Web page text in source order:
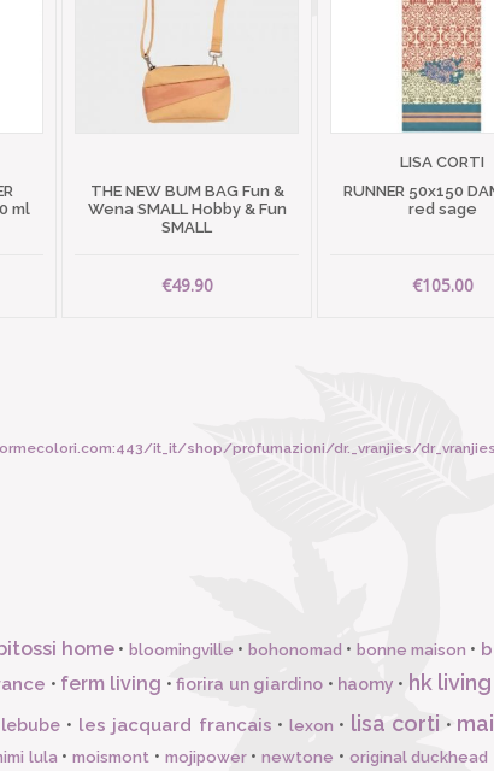
ml
THE NEW BUM BAG Fun &
Wena SMALL Hobby & Fun
SMALL
€49.90
LISA CORTI
RUNNER 50x150
red sage
€105.00
it_it/shop/profumazioni/dr._vranjies/
home • bloomingville • bohonomad • bonne maison •
• ferm living •fiorira un giardino • haomy • hk living
lebube • les jacquard francais • lexon • lisa corti •
lula •moismont • mojipower•newtone • original duckhead